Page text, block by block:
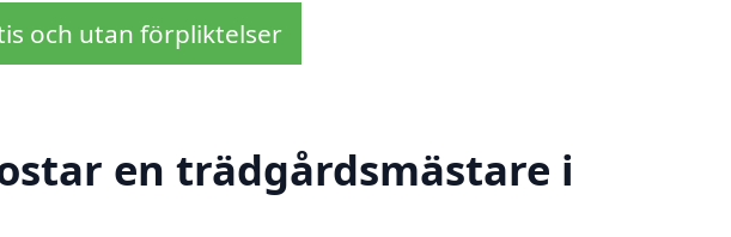
och utan förpliktelser
en trädgårdsmästare i